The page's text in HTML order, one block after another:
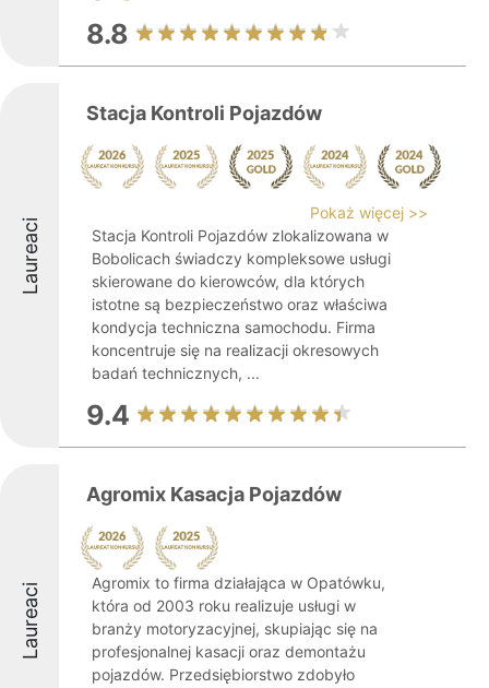
8.8
Laureaci
Stacja Kontroli Pojazdów
Pokaż więcej >>
Stacja Kontroli Pojazdów zlokalizowana w
Bobolicach świadczy kompleksowe usługi
skierowane do kierowców, dla których
istotne są bezpieczeństwo oraz właściwa
kondycja techniczna samochodu. Firma
koncentruje się na realizacji okresowych
badań technicznych, ...
9.4
Laureaci
Agromix Kasacja Pojazdów
Agromix to firma działająca w Opatówku,
która od 2003 roku realizuje usługi w
branży motoryzacyjnej, skupiając się na
profesjonalnej kasacji oraz demontażu
pojazdów. Przedsiębiorstwo zdobyło